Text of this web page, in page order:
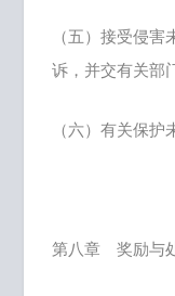
（五）接受侵
诉，并交有关部
（六）有关保护
第八章 奖励与